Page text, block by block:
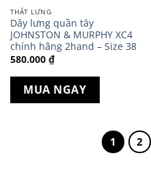
THẮT LƯNG
Dây lưng quần tây
JOHNSTON & MURPHY XC4
chính hãng 2hand – Size 38
580.000 ₫
MUA NGAY
1 2